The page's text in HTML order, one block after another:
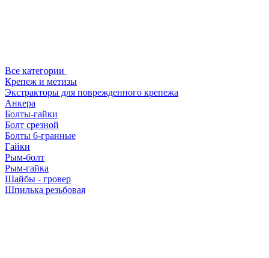
Все категории
Крепеж и метизы
Экстракторы для поврежденного крепежа
Анкера
Болты-гайки
Болт срезной
Болты 6-гранные
Гайки
Рым-болт
Рым-гайка
Шайбы - гровер
Шпилька резьбовая